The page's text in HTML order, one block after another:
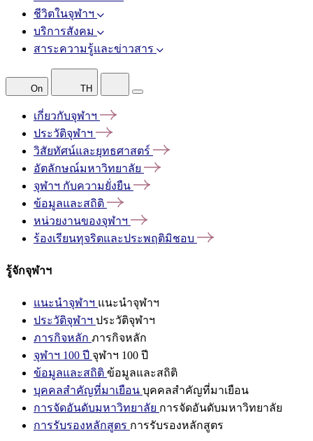
ชีวิตในจุฬาฯ
บริการสังคม
สาระความรู้และข่าวสาร
On TH
เกี่ยวกับจุฬาฯ
ประวัติจุฬาฯ
วิสัยทัศน์และยุทธศาสตร์
อัตลักษณ์มหาวิทยาลัย
จุฬาฯ กับความยั่งยืน
ข้อมูลและสถิติ
หน่วยงานของจุฬาฯ
ร้องเรียนทุจริตและประพฤติมิชอบ
รู้จักจุฬาฯ
แนะนำจุฬาฯ แนะนำจุฬาฯ
ประวัติจุฬาฯ ประวัติจุฬาฯ
ภารกิจหลัก ภารกิจหลัก
จุฬาฯ 100 ปี จุฬาฯ 100 ปี
ข้อมูลและสถิติ ข้อมูลและสถิติ
บุคคลสำคัญที่มาเยือน บุคคลสำคัญที่มาเยือน
การจัดอันดับมหาวิทยาลัย การจัดอันดับมหาวิทยาลัย
การรับรองหลักสูตร การรับรองหลักสูตร